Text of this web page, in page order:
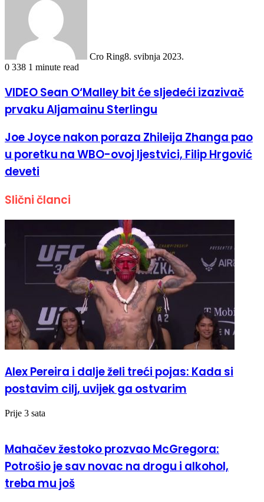
Cro Ring8. svibnja 2023.
0 338 1 minute read
VIDEO Sean O‘Malley bit će sljedeći izazivač
prvaku Aljamainu Sterlingu
Joe Joyce nakon poraza Zhileija Zhanga pao
u poretku na WBO-ovoj ljestvici, Filip Hrgović
deveti
Slični članci
Alex Pereira i dalje želi treći pojas: Kada si
postavim cilj, uvijek ga ostvarim
Prije 3 sata
Mahačev žestoko prozvao McGregora:
Potrošio je sav novac na drogu i alkohol,
treba mu još